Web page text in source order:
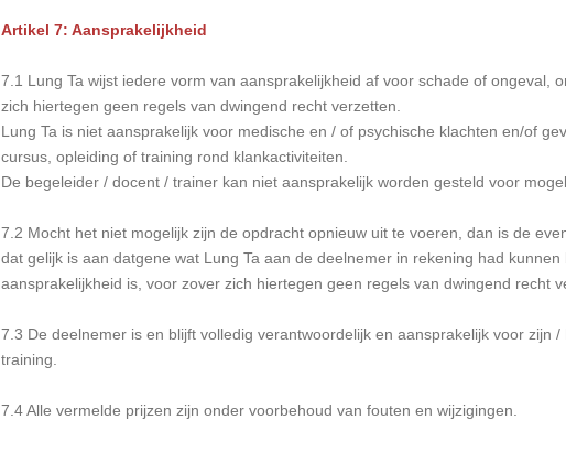
Artikel 7: Aansprakelijkheid
7.1 Lung Ta wijst iedere vorm van aansprakelijkheid af voor schade of ongeval,
zich hiertegen geen regels van dwingend recht verzetten.
Lung Ta is niet aansprakelijk voor medische en / of psychische klachten en/of
cursus, opleiding of training rond klankactiviteiten.
De begeleider / docent / trainer kan niet aansprakelijk worden gesteld voor
7.2 Mocht het niet mogelijk zijn de opdracht opnieuw uit te voeren, dan is de
dat gelijk is aan datgene wat Lung Ta aan de deelnemer in rekening had
aansprakelijkheid is, voor zover zich hiertegen geen regels van dwingend recht
7.3 De deelnemer is en blijft volledig verantwoordelijk en aansprakelijk voor zijn
training.
7.4 Alle vermelde prijzen zijn onder voorbehoud van fouten en wijzigingen.